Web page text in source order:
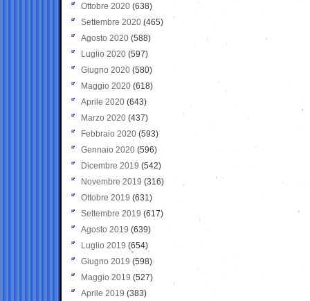
Ottobre 2020 (638)
Settembre 2020(465)
Agosto 2020 (588)
Luglio 2020 (597)
Giugno 2020 (580)
Maggio 2020 (618)
Aprile 2020 (643)
Marzo 2020 (437)
Febbraio 2020 (593)
Gennaio 2020 (596)
Dicembre 2019 (542)
Novembre 2019 (316)
Ottobre 2019 (631)
Settembre 2019 (617)
Agosto 2019 (639)
Luglio 2019 (654)
Giugno 2019 (598)
Maggio 2019 (527)
Aprile 2019 (383)